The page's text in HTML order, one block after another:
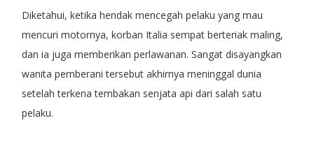
Diketahui, ketika hendak mencegah pelaku yang mau
mencuri motornya, korban Italia sempat berteriak maling,
dan ia juga memberikan perlawanan. Sangat disayangkan
wanita pemberani tersebut akhirnya meninggal dunia
setelah terkena tembakan senjata api dari salah satu
pelaku.